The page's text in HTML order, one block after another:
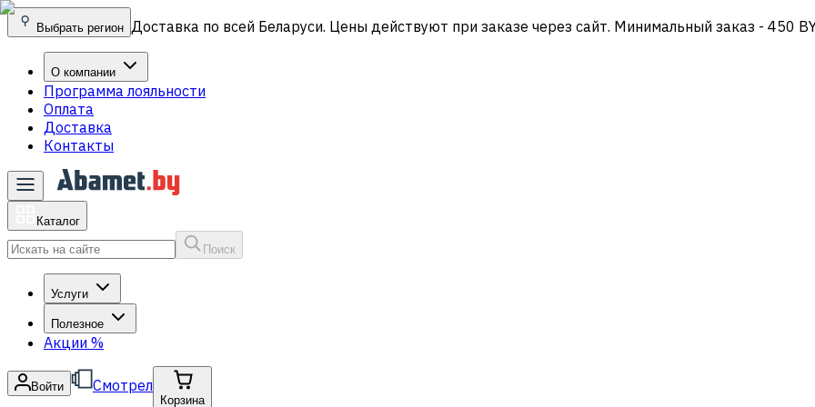
Выбрать регион Доставка по всей Беларуси. Цены действуют при заказе через сайт. Минимальный заказ - 450
О компании
Программа лояльности
Оплата
Доставка
Контакты
Каталог
Поиск
Услуги
Полезное
Акции %
Войти Смотрел
Корзина